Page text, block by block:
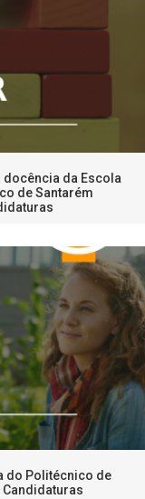
da Escola
de Santarém
do Politécnico de
Candidaturas